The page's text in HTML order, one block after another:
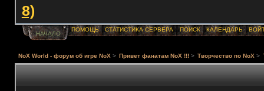
8)
НАЧАЛО
ПОМОЩЬ СТАТИСТИКА СЕРВЕРА ПОИСК КАЛЕНДАРЬ
NoX World - форум об игре NoX > Привет фанатам NoX !!! > Творчество по NoX >